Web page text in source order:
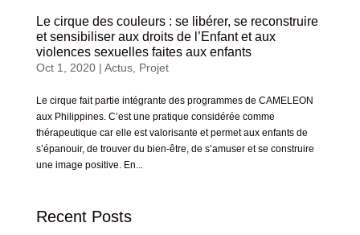
Le cirque des couleurs : se libérer, se reconstruire
et sensibiliser aux droits de l’Enfant et aux
violences sexuelles faites aux enfants
Oct 1, 2020| Actus, Projet
Le cirque fait partie intégrante des programmes de CAMELEON
aux Philippines. C’est une pratique considérée comme
thérapeutique car elle est valorisante et permet aux enfants de
s’épanouir, de trouver du bien-être, de s’amuser et se construire
une image positive. En...
Recent Posts